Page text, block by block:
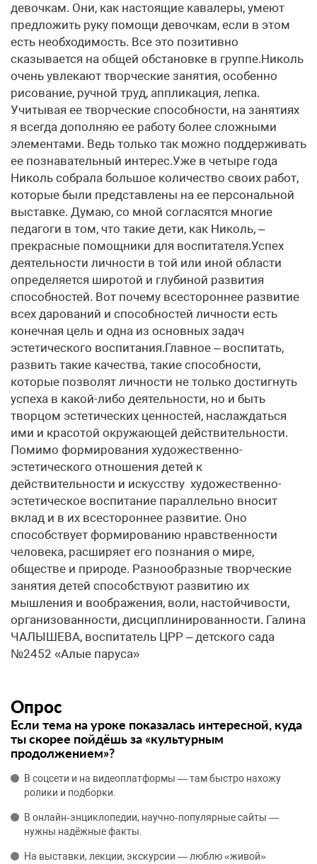
девочкам. Они, как настоящие кавалеры, умеют
предложить руку помощи девочкам, если в этом
есть необходимость. Все это позитивно
сказывается на общей обстановке в группе.Николь
очень увлекают творческие занятия, особенно
рисование, ручной труд, аппликация, лепка.
Учитывая ее творческие способности, на занятиях
я всегда дополняю ее работу более сложными
элементами. Ведь только так можно поддерживать
ее познавательный интерес.Уже в четыре года
Николь собрала большое количество своих работ,
которые были представлены на ее персональной
выставке. Думаю, со мной согласятся многие
педагоги в том, что такие дети, как Николь, –
прекрасные помощники для воспитателя.Успех
деятельности личности в той или иной области
определяется широтой и глубиной развития
способностей. Вот почему всестороннее развитие
всех дарований и способностей личности есть
конечная цель и одна из основных задач
эстетического воспитания.Главное – воспитать,
развить такие качества, такие способности,
которые позволят личности не только достигнуть
успеха в какой-либо деятельности, но и быть
творцом эстетических ценностей, наслаждаться
ими и красотой окружающей действительности.
Помимо формирования художественно-
эстетического отношения детей к
действительности и искусству художественно-
эстетическое воспитание параллельно вносит
вклад и в их всестороннее развитие. Оно
способствует формированию нравственности
человека, расширяет его познания о мире,
обществе и природе. Разнообразные творческие
занятия детей способствуют развитию их
мышления и воображения, воли, настойчивости,
организованности, дисциплинированности. Галина
ЧАЛЫШЕВА, воспитатель ЦРР – детского сада
№2452 «Алые паруса»
Опрос
Если тема на уроке показалась интересной, куда
ты скорее пойдёшь за «культурным
продолжением»?
В соцсети и на видеоплатформы — там быстро нахожу
ролики и подборки.
В онлайн‑энциклопедии, научно‑популярные сайты —
нужны надёжные факты.
На выставки, лекции, экскурсии — люблю «живой»